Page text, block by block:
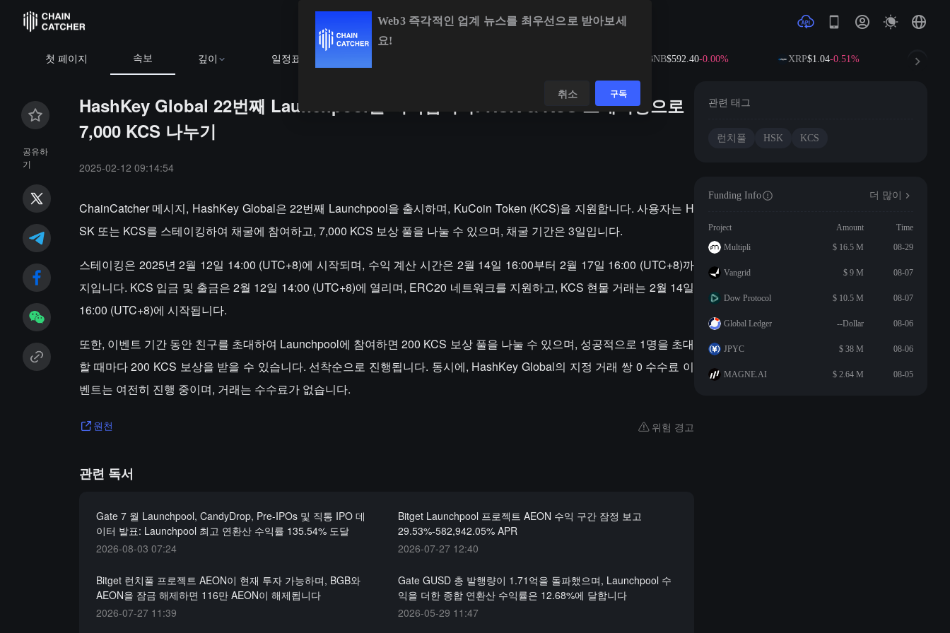
첫 페이지 속보 깊이 일정표 BNB$592.40-0.00% XRP$1.04-0.51%
공유하
기
HashKey Global 22번째 Launchpool을 시작합니다: HSK & KCS 스테이킹으로
7,000 KCS 나누기
2025-02-12 09:14:54
ChainCatcher 메시지, HashKey Global은 22번째 Launchpool을 출시하며, KuCoin Token (KCS)을 지원합니다. 사용자는 H
SK 또는 KCS를 스테이킹하여 채굴에 참여하고, 7,000 KCS 보상 풀을 나눌 수 있으며, 채굴 기간은 3일입니다.
스테이킹은 2025년 2월 12일 14:00 (UTC+8)에 시작되며, 수익 계산 시간은 2월 14일 16:00부터 2월 17일 16:00 (UTC+8)까
지입니다. KCS 입금 및 출금은 2월 12일 14:00 (UTC+8)에 열리며, ERC20 네트워크를 지원하고, KCS 현물 거래는 2월 14일
16:00 (UTC+8)에 시작됩니다.
또한, 이벤트 기간 동안 친구를 초대하여 Launchpool에 참여하면 200 KCS 보상 풀을 나눌 수 있으며, 성공적으로 1명을 초대
할 때마다 200 KCS 보상을 받을 수 있습니다. 선착순으로 진행됩니다. 동시에, HashKey Global의 지정 거래 쌍 0 수수료 이
벤트는 여전히 진행 중이며, 거래는 수수료가 없습니다.
원천 위험 경고
관련 독서
Gate 7 월 Launchpool, CandyDrop, Pre-IPOs 및 직통 IPO 데
이터 발표: Launchpool 최고 연환산 수익률 135.54% 도달
2026-08-03 07:24
Bitget Launchpool 프로젝트 AEON 수익 구간 잠정 보고
29.53%-582,942.05% APR
2026-07-27 12:40
Bitget 런치풀 프로젝트 AEON이 현재 투자 가능하며, BGB와
AEON을 잠금 해제하면 116만 AEON이 해제됩니다
2026-07-27 11:39
Gate GUSD 총 발행량이 1.71억을 돌파했으며, Launchpool 수
익을 더한 종합 연환산 수익률은 12.68%에 달합니다
2026-05-29 11:47
관련 태그
런치풀 HSK KCS
Funding Info 더 많이
Project Amount
Time
Multipli
$ 16.5 M 08-29
Vangrid $ 9 M 08-07
Dow Protocol $ 10.5 M 08-07
Global Ledger --Dollar 08-06
JPYC $ 38 M 08-06
MAGNE.AI $ 2.64 M 08-05
Web3 즉각적인 업계 뉴스를 최우선으로 받아보세
요!
취소 구독